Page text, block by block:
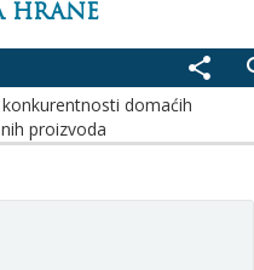
HRANE
share
domaćih
proizvoda